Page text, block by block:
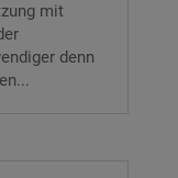
mit
denn